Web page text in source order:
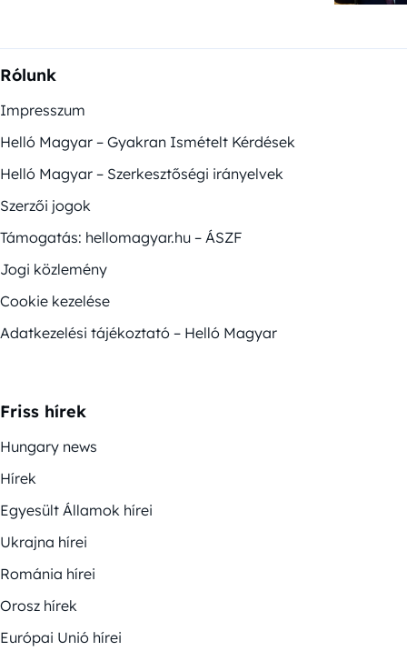
Rólunk
Impresszum
Helló Magyar – Gyakran Ismételt Kérdések
Helló Magyar – Szerkesztőségi irányelvek
Szerzői jogok
Támogatás: hellomagyar.hu – ÁSZF
Jogi közlemény
Cookie kezelése
Adatkezelési tájékoztató – Helló Magyar
Friss hírek
Hungary news
Hírek
Egyesült Államok hírei
Ukrajna hírei
Románia hírei
Orosz hírek
Európai Unió hírei